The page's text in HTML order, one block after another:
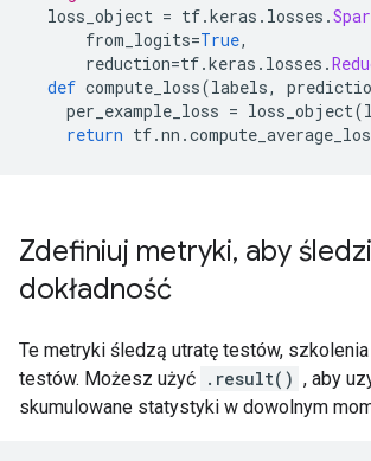
        type_id: TFT_TENSOR
        args {
          type_id: TFT_UINT8
        }
      }
    }
    args {
      type_id: TFT_PRODUCT
      args {
        type_id: TFT_TENSOR
          type_id: TFT_FLOAT
        }
      }
loss_object = tf.keras . losses .
from_logits=True,
reduction=tf.keras . losses .
def compute_loss(labels,
per_example_loss = loss_object(
return tf.nn .
Zdefiniuj metryki, aby
dokładność
Te metryki śledzą utratę testów, szkolenia
testów. Możesz użyć .result() , aby
skumulowane statystyki w dowolnym